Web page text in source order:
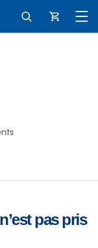
Panier
pas pris